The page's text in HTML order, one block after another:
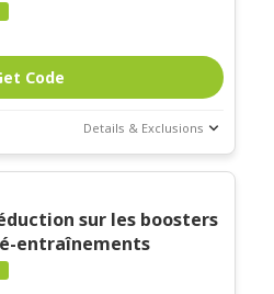
Code
Details & Exclusions
de 40€"
sur les boosters
entraînements